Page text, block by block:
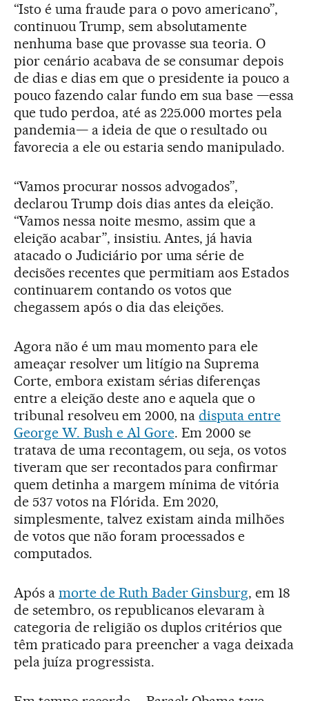
“Isto é uma fraude para o povo americano”,
continuou Trump, sem absolutamente
nenhuma base que provasse sua teoria. O
pior cenário acabava de se consumar depois
de dias e dias em que o presidente ia pouco a
pouco fazendo calar fundo em sua base —essa
que tudo perdoa, até as 225.000 mortes pela
pandemia— a ideia de que o resultado ou
favorecia a ele ou estaria sendo manipulado.
“Vamos procurar nossos advogados”,
declarou Trump dois dias antes da eleição.
“Vamos nessa noite mesmo, assim que a
eleição acabar”, insistiu. Antes, já havia
atacado o Judiciário por uma série de
decisões recentes que permitiam aos Estados
continuarem contando os votos que
chegassem após o dia das eleições.
Agora não é um mau momento para ele
ameaçar resolver um litígio na Suprema
Corte, embora existam sérias diferenças
entre a eleição deste ano e aquela que o
tribunal resolveu em 2000, nadisputa entre
George W. Bush e Al Gore. Em 2000 se
tratava de uma recontagem, ou seja, os votos
tiveram que ser recontados para confirmar
quem detinha a margem mínima de vitória
de 537 votos na Flórida. Em 2020,
simplesmente, talvez existam ainda milhões
de votos que não foram processados e
computados.
Após a morte de Ruth Bader Ginsburg, em 18
de setembro, os republicanos elevaram à
categoria de religião os duplos critérios que
têm praticado para preencher a vaga deixada
pela juíza progressista.